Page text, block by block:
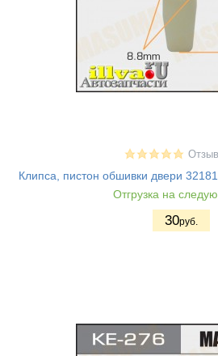
Клипса, пистон обшивки двери
Отгрузка на
30руб.